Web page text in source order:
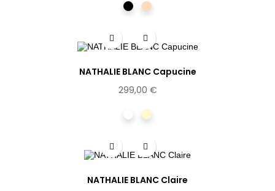
Noir
Dorée
NATHALIE BLANC Capucine
299,00 €
EcailleMiel
NATHALIE BLANC Claire